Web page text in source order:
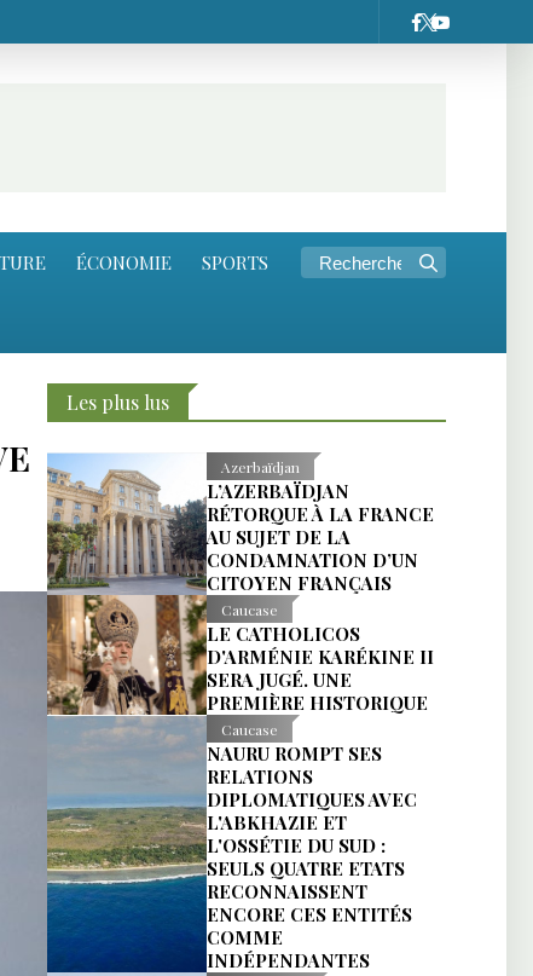
ÉCONOMIE SPORTS
Les plus lus
Azerbaïdjan
L’AZERBAÏDJAN
RÉTORQUE À LA FRANCE
AU SUJET DE LA
CONDAMNATION D’UN
CITOYEN FRANÇAIS
Caucase
LE CATHOLICOS
D'ARMÉNIE KARÉKINE II
SERA JUGÉ. UNE
PREMIÈRE HISTORIQUE
Caucase
NAURU ROMPT SES
RELATIONS
DIPLOMATIQUES AVEC
L'ABKHAZIE ET
L'OSSÉTIE DU SUD :
SEULS QUATRE ETATS
RECONNAISSENT
ENCORE CES ENTITÉS
COMME
INDÉPENDANTES